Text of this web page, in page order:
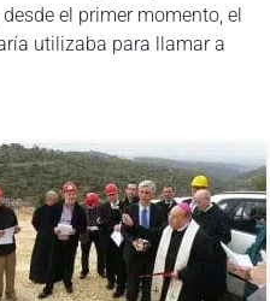
el primer momento, el
utilizaba para llamar a